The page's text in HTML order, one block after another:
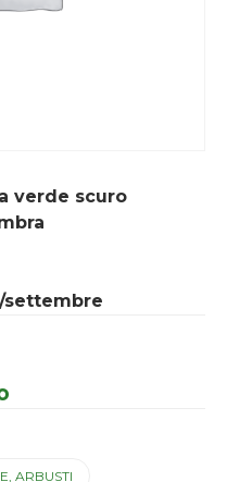
verde scuro
settembre
ARBUSTI